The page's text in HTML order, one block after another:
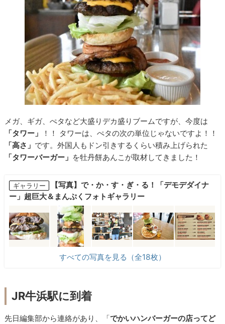
メガ、ギガ、ぺタなど大盛りデカ盛りブームですが、今度は
「タワー」
！！ タワーは、ぺタの次の単位じゃないですよ！！
「高さ」 です。外国人もドン引きするくらい積み上げられた
「タワーバーガー」 を牡丹餅あんこが取材してきました！
ギャラリー
【写真】で・か・す・ぎ・る！「デモデダイナ
ー」超巨大＆まんぷくフォトギャラリー
すべての写真を見る（全18枚）
JR牛浜駅に到着
先日編集部から連絡があり、「でかいハンバーガーの店ってど